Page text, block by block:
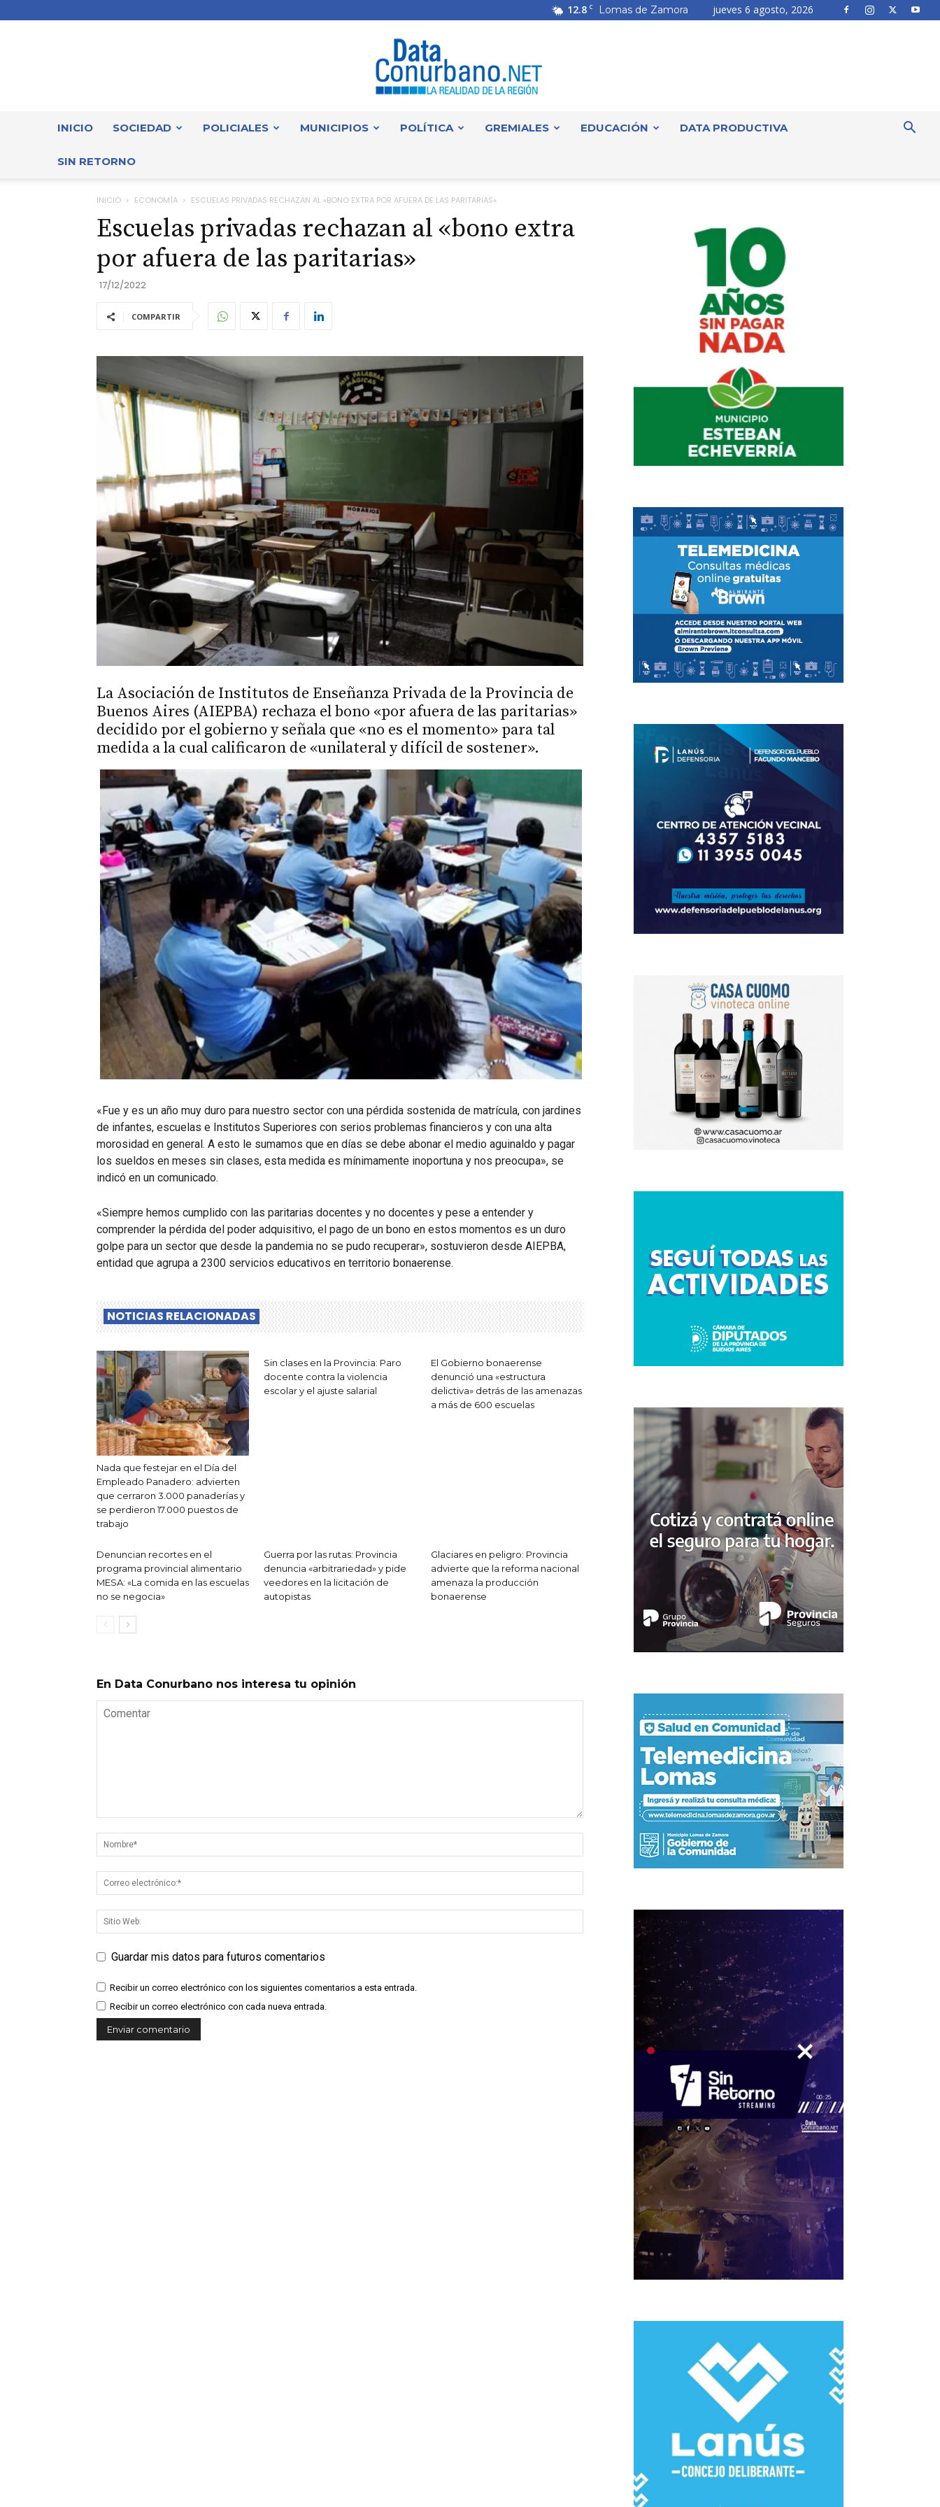
12.8 C Lomas de Zamora jueves 6 agosto, 2026
INICIO SOCIEDAD POLICIALES MUNICIPIOS POLÍTICA GREMIALES EDUCACIÓN DATA PRODUCTIVA
SIN RETORNO
INICIO ECONOMÍA ESCUELAS PRIVADAS RECHAZAN AL «BONO EXTRA POR AFUERA DE LAS PARITARIAS»
Escuelas privadas rechazan al «bono extra
por afuera de las paritarias»
17/12/2022
COMPARTIR
La Asociación de Institutos de Enseñanza Privada de la Provincia de
Buenos Aires (AIEPBA) rechaza el bono «por afuera de las paritarias»
decidido por el gobierno y señala que «no es el momento» para tal
medida a la cual calificaron de «unilateral y difícil de sostener».
«Fue y es un año muy duro para nuestro sector con una pérdida sostenida de matrícula, con jardines
de infantes, escuelas e Institutos Superiores con serios problemas financieros y con una alta
morosidad en general. A esto le sumamos que en días se debe abonar el medio aguinaldo y pagar
los sueldos en meses sin clases, esta medida es mínimamente inoportuna y nos preocupa», se
indicó en un comunicado.
«Siempre hemos cumplido con las paritarias docentes y no docentes y pese a entender y
comprender la pérdida del poder adquisitivo, el pago de un bono en estos momentos es un duro
golpe para un sector que desde la pandemia no se pudo recuperar», sostuvieron desde AIEPBA,
entidad que agrupa a 2300 servicios educativos en territorio bonaerense.
NOTICIAS RELACIONADAS
Nada que festejar en el Día del
Empleado Panadero: advierten
que cerraron 3.000 panaderías y
se perdieron 17.000 puestos de
trabajo
Sin clases en la Provincia: Paro
docente contra la violencia
escolar y el ajuste salarial
El Gobierno bonaerense
denunció una «estructura
delictiva» detrás de las amenazas
a más de 600 escuelas
Denuncian recortes en el
programa provincial alimentario
MESA: «La comida en las escuelas
no se negocia»
Guerra por las rutas: Provincia
denuncia «arbitrariedad» y pide
veedores en la licitación de
autopistas
Glaciares en peligro: Provincia
advierte que la reforma nacional
amenaza la producción
bonaerense
En Data Conurbano nos interesa tu opinión
Guardar mis datos para futuros comentarios
Recibir un correo electrónico con los siguientes comentarios a esta entrada.
Recibir un correo electrónico con cada nueva entrada.